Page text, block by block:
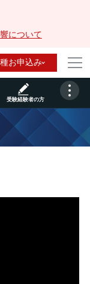
について
お申込み
受験経験者の方